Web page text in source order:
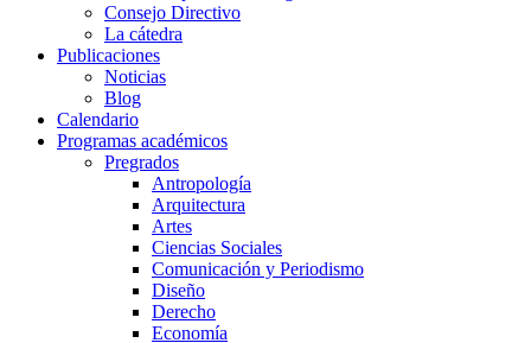
Consejo Directivo
La cátedra
Publicaciones
Noticias
Blog
Calendario
Programas académicos
Pregrados
Antropología
Arquitectura
Artes
Ciencias Sociales
Comunicación y Periodismo
Diseño
Derecho
Economía